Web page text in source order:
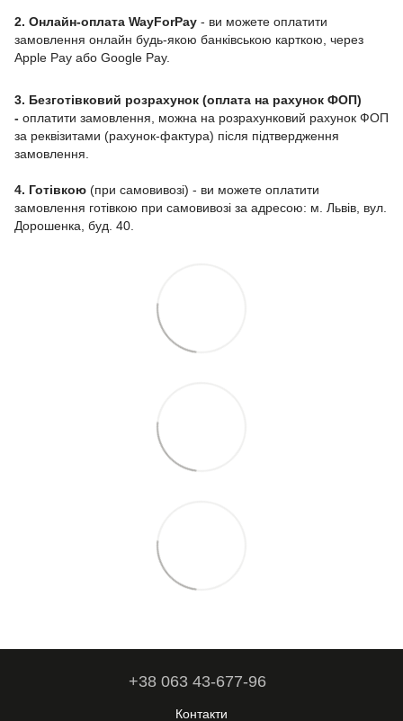
2. Онлайн-оплата WayForPay - ви можете оплатити
замовлення онлайн будь-якою банківською карткою, через
Apple Pay або Google Pay.
3. Безготівковий розрахунок (оплата на рахунок ФОП)
- оплатити замовлення, можна на розрахунковий рахунок ФОП
за реквізитами (рахунок-фактура) після підтвердження
замовлення.
4. Готівкою (при самовивозі) - ви можете оплатити
замовлення готівкою при самовивозі за адресою: м. Львів, вул.
Дорошенка, буд. 40.
+38 063 43-677-96
Контакти